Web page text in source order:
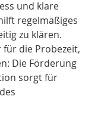
und klare
regelmäßiges
zu klären.
die Probezeit,
Die Förderung
sorgt für